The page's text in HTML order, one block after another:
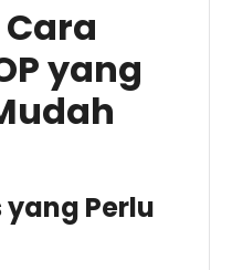
yang
yang Perlu